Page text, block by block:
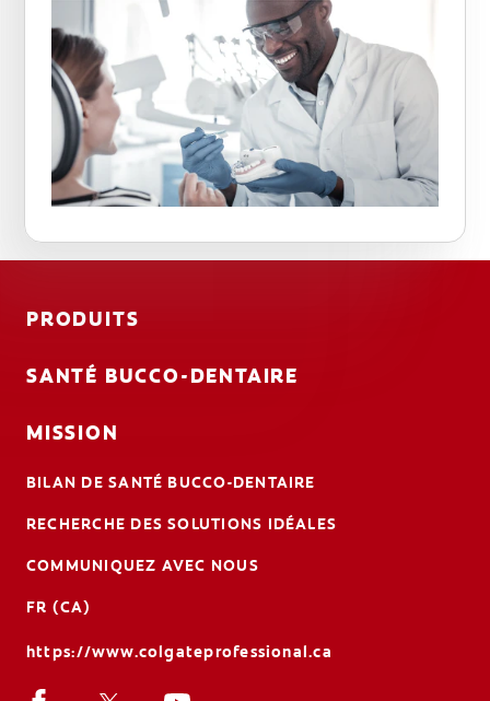
PRODUITS
SANTÉ BUCCO-DENTAIRE
MISSION
BILAN DE SANTÉ BUCCO-DENTAIRE
RECHERCHE DES SOLUTIONS IDÉALES
COMMUNIQUEZ AVEC NOUS
FR (CA)
https://www.colgateprofessional.ca